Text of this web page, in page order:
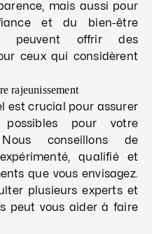
mais aussi pour
et du bien-être
peuvent offrir des
ceux qui considèrent
rajeunissement
est crucial pour assurer
pour votre
conseillons de
qualifié et
que vous envisagez.
plusieurs experts et
peut vous aider à faire